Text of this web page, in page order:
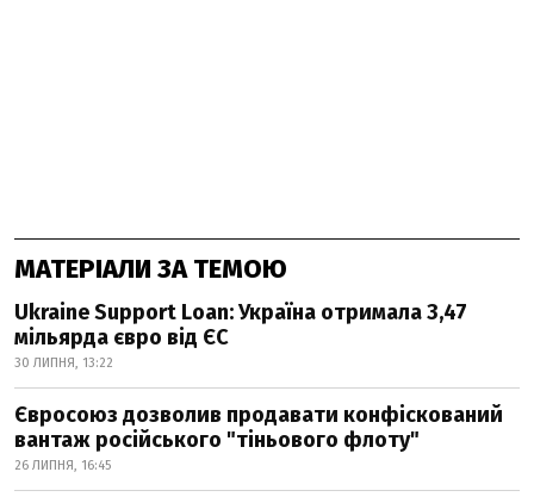
МАТЕРІАЛИ ЗА ТЕМОЮ
Ukraine Support Loan: Україна отримала 3,47
мільярда євро від ЄС
30 ЛИПНЯ, 13:22
Євросоюз дозволив продавати конфіскований
вантаж російського "тіньового флоту"
26 ЛИПНЯ, 16:45